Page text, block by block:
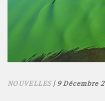
NOUVELLES| 9 Décembre